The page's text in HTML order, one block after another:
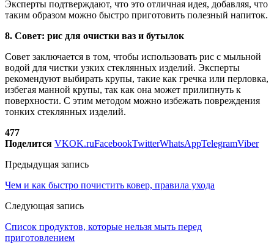
Эксперты подтверждают, что это отличная идея, добавляя, что
таким образом можно быстро приготовить полезный напиток.
8. Совет: рис для очистки ваз и бутылок
Совет заключается в том, чтобы использовать рис с мыльной
водой для чистки узких стеклянных изделий. Эксперты
рекомендуют выбирать крупы, такие как гречка или перловка,
избегая манной крупы, так как она может прилипнуть к
поверхности. С этим методом можно избежать повреждения
тонких стеклянных изделий.
477
Поделится VKOK.ruFacebookTwitterWhatsAppTelegramViber
Предыдущая запись
Чем и как быстро почистить ковер, правила ухода
Следующая запись
Список продуктов, которые нельзя мыть перед
приготовлением